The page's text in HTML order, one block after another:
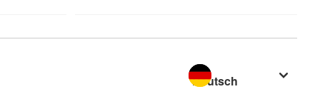
Sprache wechseln zu